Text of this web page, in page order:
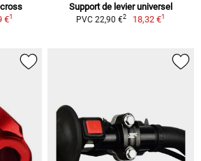
€1
Support de levier universel
PVC 22,90 €2 18,32 €1